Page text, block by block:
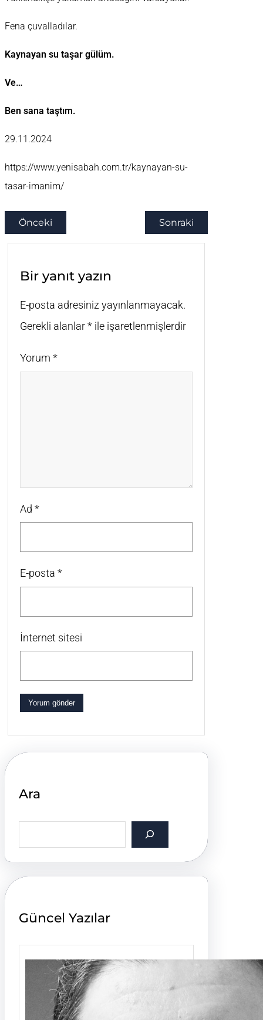
Fena çuvalladılar.
Kaynayan su taşar gülüm.
Ve…
Ben sana taştım.
29.11.2024
https://www.yenisabah.com.tr/kaynayan-su-
tasar-imanim/
Önceki Sonraki
Bir yanıt yazın
E-posta adresiniz yayınlanmayacak.
Gerekli alanlar* ile işaretlenmişlerdir
Yorum *
Ad *
E-posta *
İnternet sitesi
Ara
a
h
Güncel Yazılar